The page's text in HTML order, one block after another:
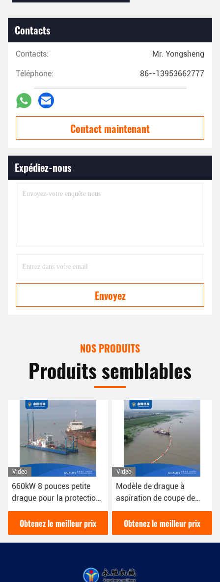
Contacts
Contacts: Mr. Yongsheng
Téléphone: 86--13953662777
Contact maintenant
Expédiez-nous
Envoyez
NOS PRODUITS
Produits semblables
Vidéo
Modèle de drague à
aspiration de coupe de
tuyaux de 12 pouces avec
une puissance de 200
mètres cubes par heure
Obtenez le meilleur prix
Vidéo
Dragueuse Csd
polyvalente pour diverses
applications de drague
épaisseur de plaque
latérale 6 mm
Obtenez le meilleur prix